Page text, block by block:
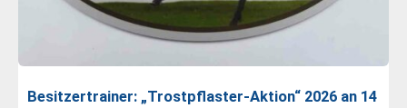
Besitzertrainer: „Trostpflaster-Aktion“ 2026 an 14